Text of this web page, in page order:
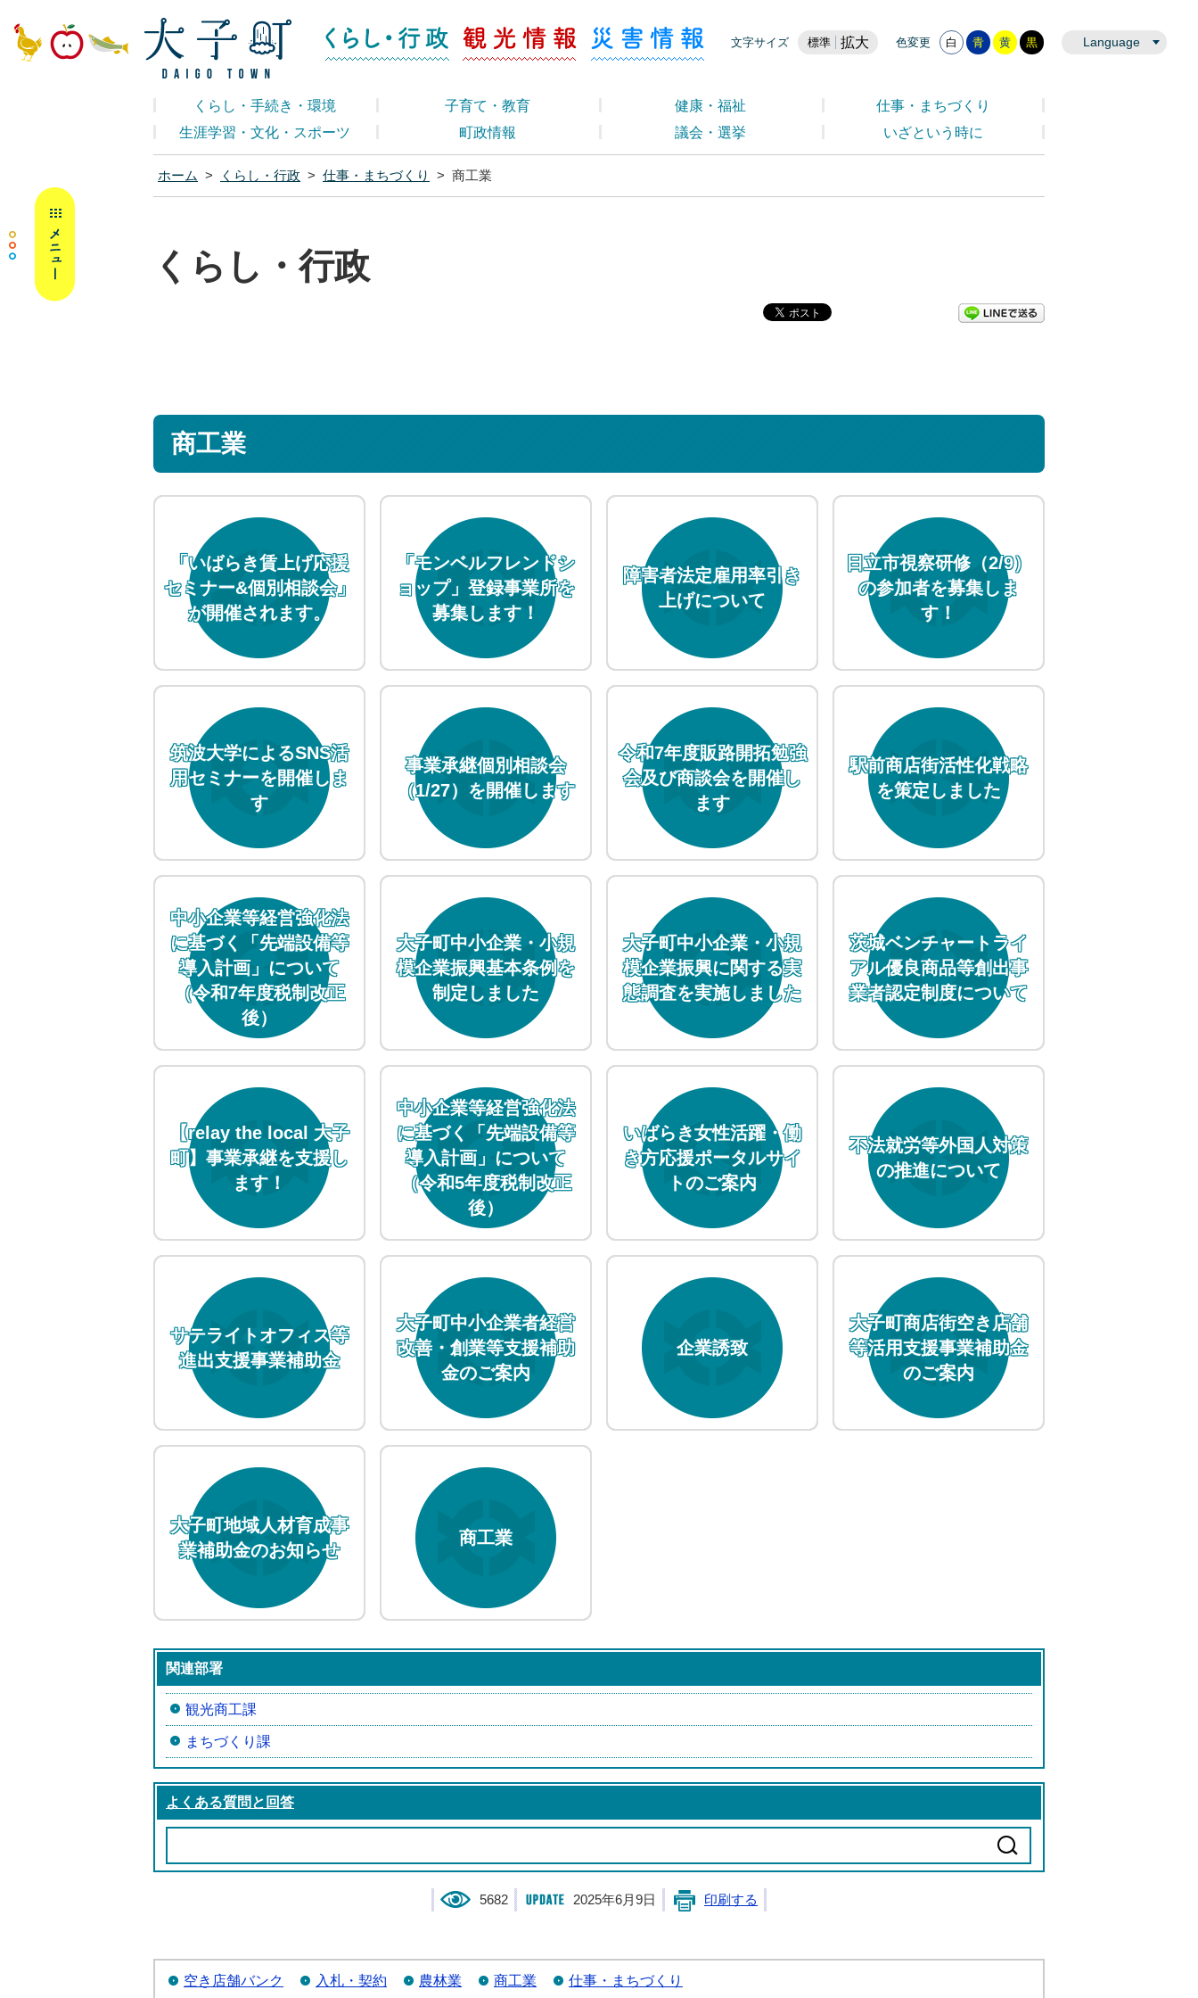
大子町ホームページ くらし・行政
文字サイズ 標準 拡大 色変更 白 青 黄 黒 Language
くらし・行政 観光情報 災害情報
くらし・手続き・環境 子育て・教育 健康・福祉
仕事・まちづくり
生涯学習・文化・スポーツ
町政情報 議会・選挙 いざという時に
ホーム > くらし・行政 > 仕事・まちづくり > 商工業
くらし・行政
商工業
「いばらき賃上げ応援
セミナー&個別相談会」
が開催されます。
「モンベルフレンドシ
ョップ」登録事業所を
募集します！
障害者法定雇用率引き
上げについて
日立市視察研修（2/9）
の参加者を募集しま
す！
筑波大学によるSNS活
用セミナーを開催しま
す
事業承継個別相談会
（1/27）を開催します
令和7年度販路開拓勉強
会及び商談会を開催し
ます
駅前商店街活性化戦略
を策定しました
中小企業等経営強化法
に基づく「先端設備等
導入計画」について
（令和7年度税制改正
後）
大子町中小企業・小規
模企業振興基本条例を
制定しました
大子町中小企業・小規
模企業振興に関する実
態調査を実施しました
茨城ベンチャートライ
アル優良商品等創出事
業者認定制度について
【relay the local 大子
町】事業承継を支援し
ます！
中小企業等経営強化法
に基づく「先端設備等
導入計画」について
（令和5年度税制改正
後）
いばらき女性活躍・働
き方応援ポータルサイ
トのご案内
不法就労等外国人対策
の推進について
サテライトオフィス等
進出支援事業補助金
大子町中小企業者経営
改善・創業等支援補助
金のご案内
企業誘致
大子町商店街空き店舗
等活用支援事業補助金
のご案内
大子町地域人材育成事
業補助金のお知らせ
商工業
関連部署
観光商工課
まちづくり課
よくある質問と回答
5682 2025年6月9日 印刷する
空き店舗バンク 入札・契約 農林業 商工業 仕事・まちづくり